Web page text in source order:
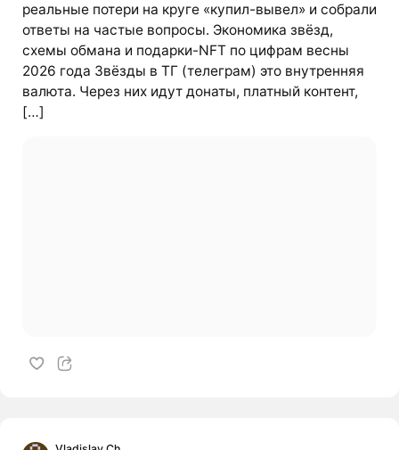
реальные потери на круге «купил-вывел» и собрали
ответы на частые вопросы. Экономика звёзд,
схемы обмана и подарки-NFT по цифрам весны
2026 года Звёзды в ТГ (телеграм) это внутренняя
валюта. Через них идут донаты, платный контент,
[…]